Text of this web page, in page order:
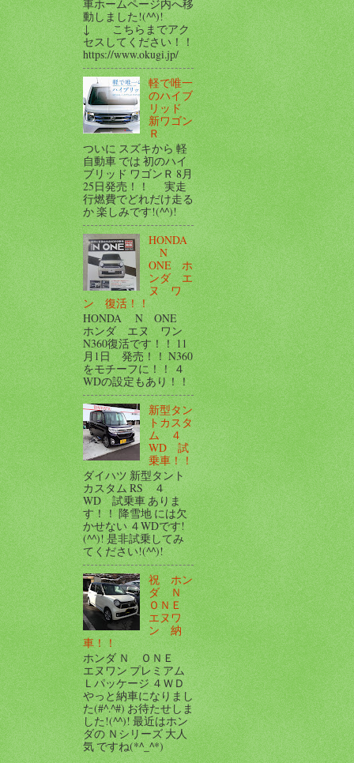
車ホームページ内へ移
動しました!(^^)!
↓ こちらまでアク
セスしてください！！
https://www.okugi.jp/
軽で唯一
のハイブ
リッド
新ワゴン
Ｒ
ついに スズキから 軽
自動車 では 初のハイ
ブリッド ワゴンＲ 8月
25日発売！！ 実走
行燃費でどれだけ走る
か 楽しみです!(^^)!
HONDA
N
ONE ホ
ンダ エ
ヌ ワ
ン 復活！！
HONDA N ONE
ホンダ エヌ ワン
N360復活です！！ 11
月1日 発売！！ N360
をモチーフに！！ ４
WDの設定もあり！！
新型タン
トカスタ
ム ４
WD 試
乗車！！
ダイハツ 新型タント
カスタム RS ４
WD 試乗車 ありま
す！！ 降雪地 には欠
かせない ４WDです!
(^^)! 是非試乗してみ
てください!(^^)!
祝 ホン
ダ Ｎ
ＯＮＥ
エヌワ
ン 納
車！！
ホンダ Ｎ ＯＮＥ
エヌワン プレミアム
Ｌパッケージ ４ＷＤ
やっと納車になりまし
た(#^.^#) お待たせしま
した!(^^)! 最近はホン
ダの Ｎシリーズ 大人
気 ですね(*^_^*)